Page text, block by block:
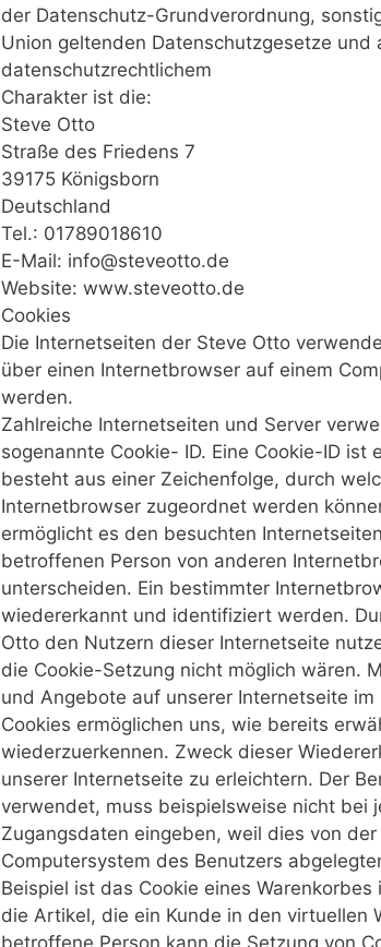
der Datenschutz-Grundverordnung,
Union geltenden Datenschutzgesetze und
datenschutzrechtlichem
Charakter ist die:
Steve Otto
Straße des Friedens 7
39175 Königsborn
Deutschland
Tel.: 01789018610
E-Mail: info@steveotto.de
Website: www.steveotto.de
Cookies
Die Internetseiten der Steve Otto
über einen Internetbrowser auf einem
werden.
Zahlreiche Internetseiten und Server
sogenannte Cookie- ID. Eine Cookie-ID ist
besteht aus einer Zeichenfolge, durch
Internetbrowser zugeordnet werden
ermöglicht es den besuchten
betroffenen Person von anderen
unterscheiden. Ein bestimmter
wiedererkannt und identifiziert werden.
Otto den Nutzern dieser Internetseite
die Cookie-Setzung nicht möglich wären.
und Angebote auf unserer Internetseite
Cookies ermöglichen uns, wie bereits
wiederzuerkennen. Zweck dieser
unserer Internetseite zu erleichtern. Der
verwendet, muss beispielsweise nicht bei
Zugangsdaten eingeben, weil dies von
Computersystem des Benutzers
Beispiel ist das Cookie eines
die Artikel, die ein Kunde in den virtuellen
betroffene Person kann die Setzung von